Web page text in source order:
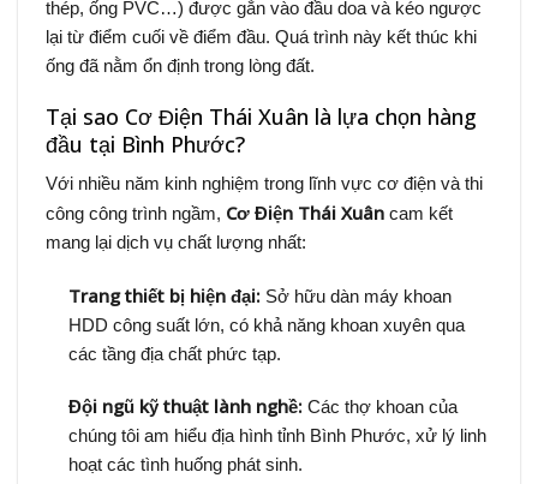
thép, ống PVC…) được gắn vào đầu doa và kéo ngược
lại từ điểm cuối về điểm đầu. Quá trình này kết thúc khi
ống đã nằm ổn định trong lòng đất.
Tại sao Cơ Điện Thái Xuân là lựa chọn hàng
đầu tại Bình Phước?
Với nhiều năm kinh nghiệm trong lĩnh vực cơ điện và thi
công công trình ngầm, Cơ Điện Thái Xuâncam kết
mang lại dịch vụ chất lượng nhất:
Trang thiết bị hiện đại: Sở hữu dàn máy khoan
HDD công suất lớn, có khả năng khoan xuyên qua
các tầng địa chất phức tạp.
Đội ngũ kỹ thuật lành nghề: Các thợ khoan của
chúng tôi am hiểu địa hình tỉnh Bình Phước, xử lý linh
hoạt các tình huống phát sinh.